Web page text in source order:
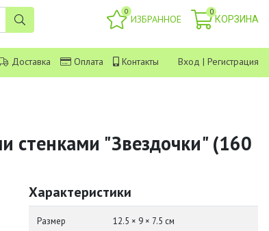
0
ИЗБРАННОЕ
0
КОРЗИНА
Доставка Оплата Контакты Вход | Регистрация
стенками "Звездочки" (160
Характеристики
Размер 12.5 × 9 × 7.5 см